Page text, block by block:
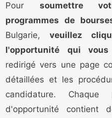
Pour soumettre
programmes de
Bulgarie, veuillez
l'opportunité qui vous
redirigé vers une page
détaillées et les
candidature.
d'opportunité contient